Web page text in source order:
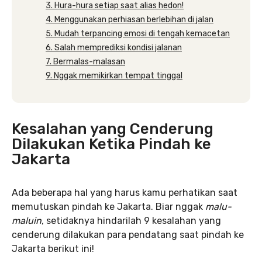
3. Hura-hura setiap saat alias hedon!
4. Menggunakan perhiasan berlebihan di jalan
5. Mudah terpancing emosi di tengah kemacetan
6. Salah memprediksi kondisi jalanan
7. Bermalas-malasan
9. Nggak memikirkan tempat tinggal
Kesalahan yang Cenderung
Dilakukan Ketika Pindah ke
Jakarta
Ada beberapa hal yang harus kamu perhatikan saat
memutuskan pindah ke Jakarta. Biar nggak malu-
maluin, setidaknya hindarilah 9 kesalahan yang
cenderung dilakukan para pendatang saat pindah ke
Jakarta berikut ini!